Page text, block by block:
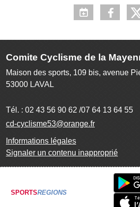
Comite Cyclisme de la
Maison des sports, 109 bis, avenue
53000 LAVAL
Tél. : 02 43 56 90 62 /07 64 13 64 55
cd-cyclisme53@orange.fr
Informations légales
Signaler un contenu inapproprié
SPORTSREGIONS